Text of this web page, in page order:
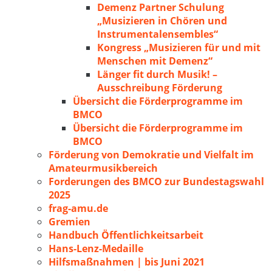
Demenz Partner Schulung
„Musizieren in Chören und
Instrumentalensembles“
Kongress „Musizieren für und mit
Menschen mit Demenz“
Länger fit durch Musik! –
Ausschreibung Förderung
Übersicht die Förderprogramme im
BMCO
Übersicht die Förderprogramme im
BMCO
Förderung von Demokratie und Vielfalt im
Amateurmusikbereich
Forderungen des BMCO zur Bundestagswahl
2025
frag-amu.de
Gremien
Handbuch Öffentlichkeitsarbeit
Hans-Lenz-Medaille
Hilfsmaßnahmen | bis Juni 2021